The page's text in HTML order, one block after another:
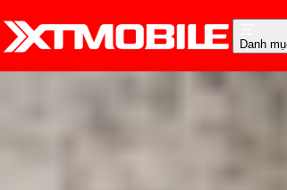
Danh